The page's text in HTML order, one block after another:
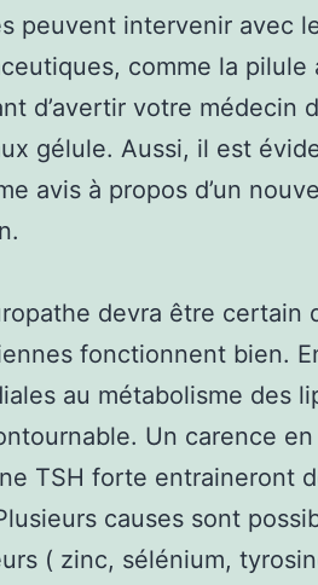
peuvent intervenir avec
comme la
d’avertir votre médecin
gélule. Aussi, il est
avis à propos d’un
devra être certain
fonctionnent bien.
au métabolisme des
Un carence
TSH forte entraineront
causes sont
( zinc, sélénium,